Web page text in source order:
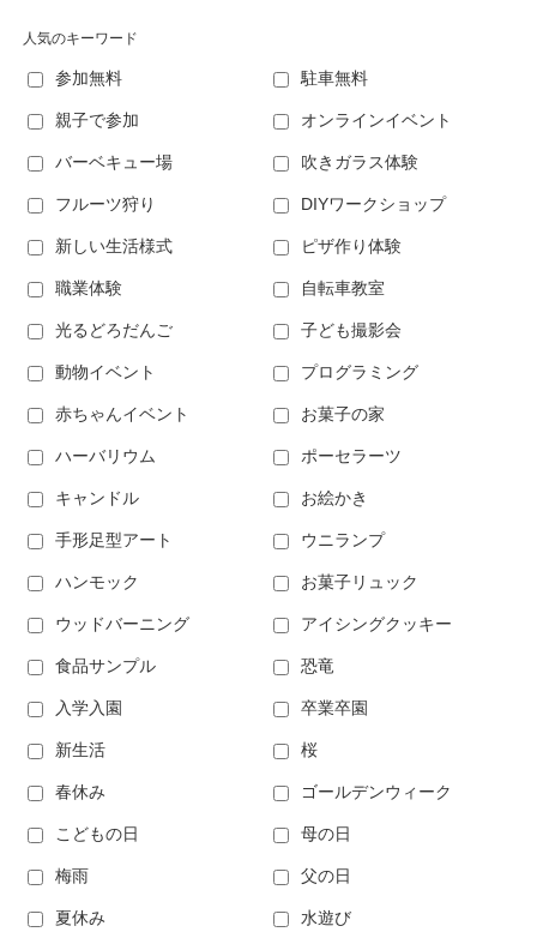
人気のキーワード
参加無料 駐車無料
親子で参加 オンラインイベント
バーベキュー場 吹きガラス体験
フルーツ狩り DIYワークショップ
新しい生活様式 ピザ作り体験
職業体験 自転車教室
光るどろだんご 子ども撮影会
動物イベント プログラミング
赤ちゃんイベント お菓子の家
ハーバリウム ポーセラーツ
キャンドル お絵かき
手形足型アート ウニランプ
ハンモック お菓子リュック
ウッドバーニング アイシングクッキー
食品サンプル 恐竜
入学入園 卒業卒園
新生活 桜
春休み ゴールデンウィーク
こどもの日 母の日
梅雨 父の日
夏休み 水遊び